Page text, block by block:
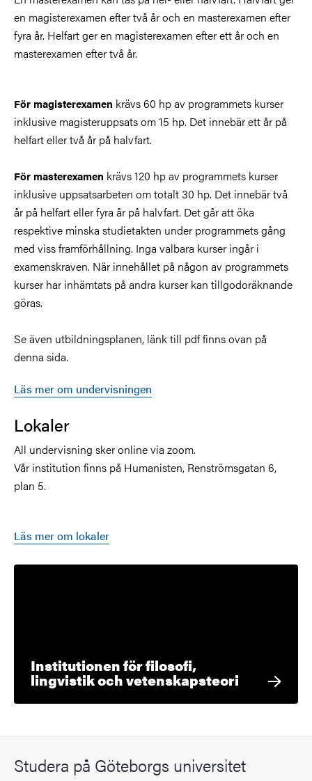
en magisterexamen efter två år och en masterexamen efter
fyra år. Helfart ger en magisterexamen efter ett år och en
masterexamen efter två år.
För magisterexamen krävs 60 hp av programmets kurser
inklusive magisteruppsats om 15 hp. Det innebär ett år på
helfart eller två år på halvfart.
För masterexamen krävs 120 hp av programmets kurser
inklusive uppsatsarbeten om totalt 30 hp. Det innebär två
år på helfart eller fyra år på halvfart. Det går att öka
respektive minska studietakten under programmets gång
med viss framförhållning. Inga valbara kurser ingår i
examenskraven. När innehållet på någon av programmets
kurser har inhämtats på andra kurser kan tillgodoräknande
göras.
Se även utbildningsplanen, länk till pdf finns ovan på
denna sida.
Läs mer om undervisningen
Lokaler
All undervisning sker online via zoom.
Vår institution finns på Humanisten, Renströmsgatan 6,
plan 5.
Läs mer om lokaler
Institutionen för filosofi,
lingvistik och vetenskapsteori
Studera på Göteborgs universitet